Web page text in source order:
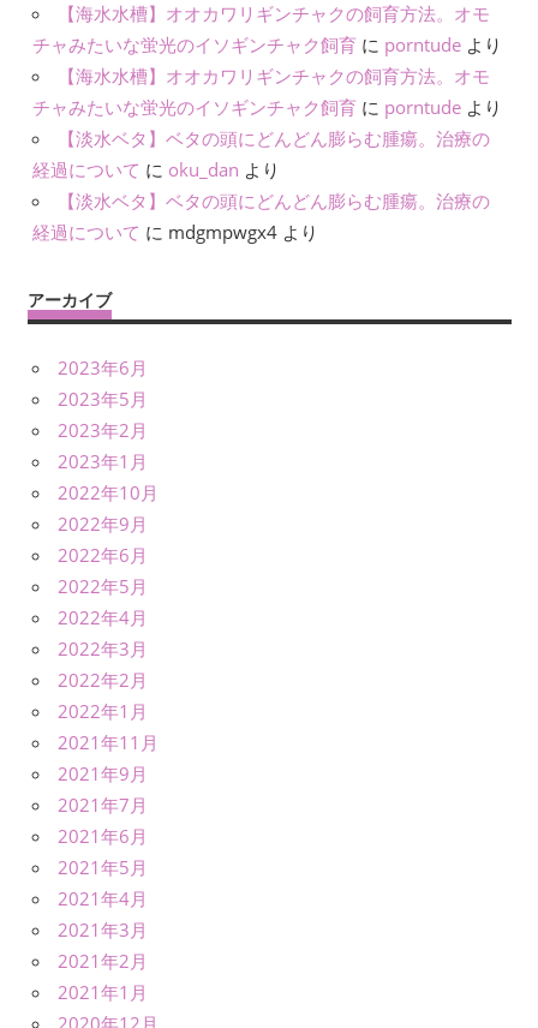
【海水水槽】オオカワリギンチャクの飼育方法。オモ
チャみたいな蛍光のイソギンチャク飼育 に porntude より
【海水水槽】オオカワリギンチャクの飼育方法。オモ
チャみたいな蛍光のイソギンチャク飼育 に porntude より
【淡水ベタ】ベタの頭にどんどん膨らむ腫瘍。治療の
経過について に oku_dan より
【淡水ベタ】ベタの頭にどんどん膨らむ腫瘍。治療の
経過について に mdgmpwgx4 より
アーカイブ
2023年6月
2023年5月
2023年2月
2023年1月
2022年10月
2022年9月
2022年6月
2022年5月
2022年4月
2022年3月
2022年2月
2022年1月
2021年11月
2021年9月
2021年7月
2021年6月
2021年5月
2021年4月
2021年3月
2021年2月
2021年1月
2020年12月